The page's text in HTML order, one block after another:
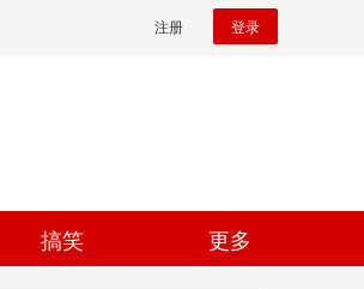
注册 登录
搞笑 更多